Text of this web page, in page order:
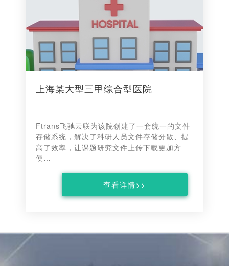
上海某大型三甲综合型医院
Ftrans飞驰云联为该院创建了一套统一的文件
存储系统，解决了科研人员文件存储分散、提
高了效率，让课题研究文件上传下载更加方
便…
查看详情>>